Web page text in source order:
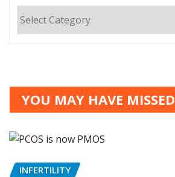
YOU MAY HAVE MISSED
INFERTILITY